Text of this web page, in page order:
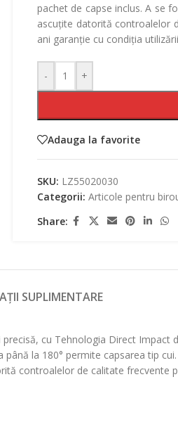
pachet de capse inclus. A se
ascuțite datorită controalelor
ani garanție cu condiția
- +
Adauga la favorite
SKU: LZ55020030
Categorii: Articole pentru
Share:
SUPLIMENTARE
cu Tehnologia Direct
la 180° permite capsarea tip
controalelor de calitate frecvente